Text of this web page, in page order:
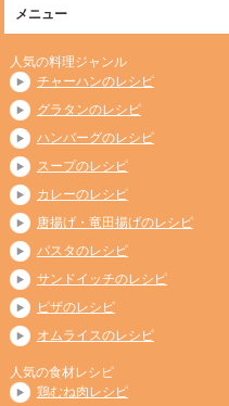
メニュー
人気の料理ジャンル
チャーハンのレシピ
グラタンのレシピ
ハンバーグのレシピ
スープのレシピ
カレーのレシピ
唐揚げ・竜田揚げのレシピ
パスタのレシピ
サンドイッチのレシピ
ピザのレシピ
オムライスのレシピ
人気の食材レシピ
鶏むね肉レシピ